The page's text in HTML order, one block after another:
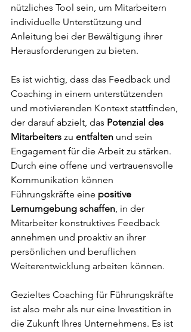
nützliches Tool sein, um Mitarbeitern
individuelle Unterstützung und
Anleitung bei der Bewältigung ihrer
Herausforderungen zu bieten.
Es ist wichtig, dass das Feedback und
Coaching in einem unterstützenden
und motivierenden Kontext stattfinden,
der darauf abzielt, das Potenzial des
Mitarbeiters zu entfalten und sein
Engagement für die Arbeit zu stärken.
Durch eine offene und vertrauensvolle
Kommunikation können
Führungskräfte eine positive
Lernumgebung schaffen, in der
Mitarbeiter konstruktives Feedback
annehmen und proaktiv an ihrer
persönlichen und beruflichen
Weiterentwicklung arbeiten können.
Gezieltes Coaching für Führungskräfte
ist also mehr als nur eine Investition in
die Zukunft Ihres Unternehmens. Es ist